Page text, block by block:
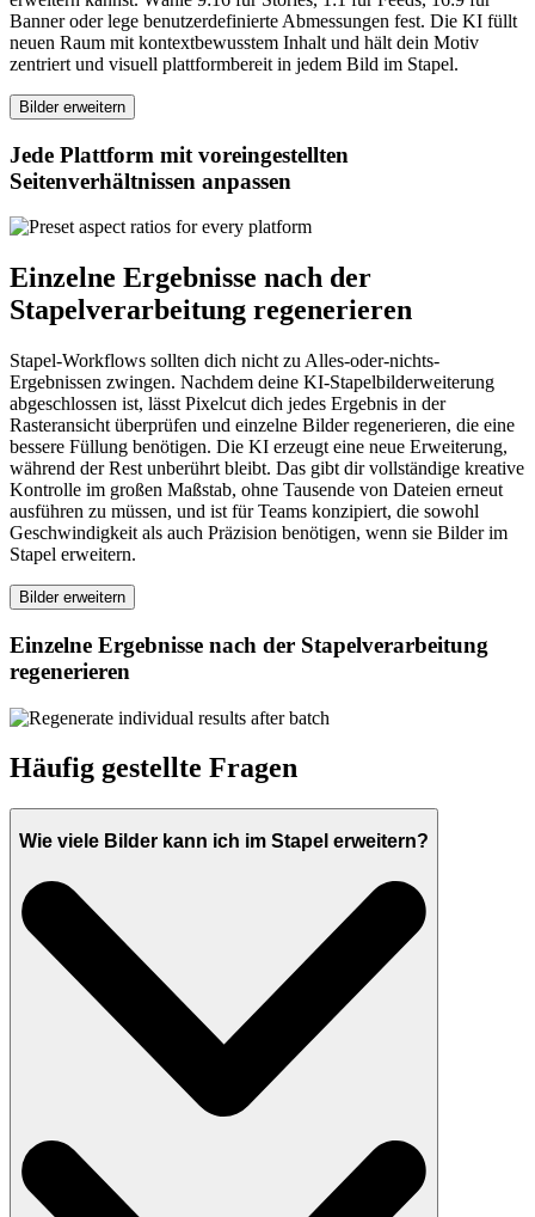
Banner oder lege benutzerdefinierte Abmessungen fest. Die KI füllt
neuen Raum mit kontextbewusstem Inhalt und hält dein Motiv
zentriert und visuell plattformbereit in jedem Bild im Stapel.
Bilder erweitern
Jede Plattform mit voreingestellten
Seitenverhältnissen anpassen
Einzelne Ergebnisse nach der
Stapelverarbeitung regenerieren
Stapel-Workflows sollten dich nicht zu Alles-oder-nichts-
Ergebnissen zwingen. Nachdem deine KI-Stapelbilderweiterung
abgeschlossen ist, lässt Pixelcut dich jedes Ergebnis in der
Rasteransicht überprüfen und einzelne Bilder regenerieren, die eine
bessere Füllung benötigen. Die KI erzeugt eine neue Erweiterung,
während der Rest unberührt bleibt. Das gibt dir vollständige kreative
Kontrolle im großen Maßstab, ohne Tausende von Dateien erneut
ausführen zu müssen, und ist für Teams konzipiert, die sowohl
Geschwindigkeit als auch Präzision benötigen, wenn sie Bilder im
Stapel erweitern.
Bilder erweitern
Einzelne Ergebnisse nach der Stapelverarbeitung
regenerieren
Häufig gestellte Fragen
Wie viele Bilder kann ich im Stapel erweitern?